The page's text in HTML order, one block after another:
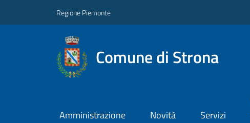
Regione Piemonte
Comune di Strona
Amministrazione Novità Servizi